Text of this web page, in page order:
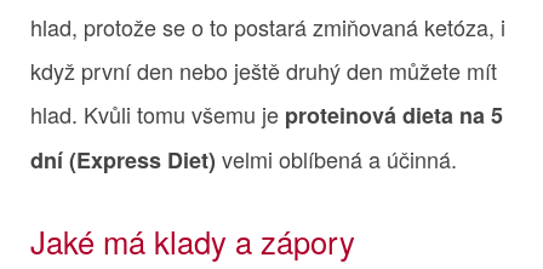
hlad, protože se o to postará zmiňovaná ketóza, i
když první den nebo ještě druhý den můžete mít
hlad. Kvůli tomu všemu je proteinová dieta na 5
dní (Express Diet) velmi oblíbená a účinná.
Jaké má klady a zápory